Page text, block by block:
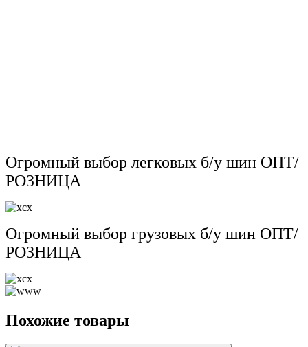
Огромный выбор легковых б/у шин ОПТ/
РОЗНИЦА
Огромный выбор грузовых б/у шин ОПТ/
РОЗНИЦА
Похожие товары